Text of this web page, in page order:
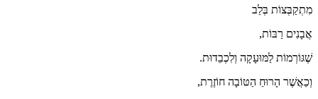
מִתְקַבְּצוֹת בְּלֵב
אֲבָנִים רַבּוֹת,
שֶׁגּוֹרְמוֹת לַמּוּעָקָה וְלִכְבֵדוּת.
וְכַאֲשֶׁר הָרוּחַ הַטּוֹבָה חוֹזֶרֶת,